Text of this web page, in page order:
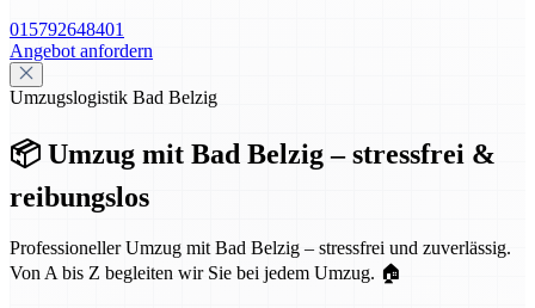
015792648401
Angebot anfordern
Umzugslogistik Bad Belzig
📦 Umzug mit Bad Belzig – stressfrei &
reibungslos
Professioneller Umzug mit Bad Belzig – stressfrei und zuverlässig.
Von A bis Z begleiten wir Sie bei jedem Umzug. 🏠